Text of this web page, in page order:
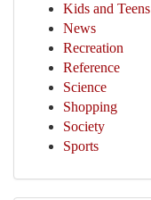
Kids and Teens
News
Recreation
Reference
Science
Shopping
Society
Sports